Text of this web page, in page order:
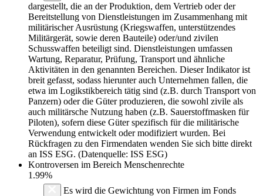
dargestellt, die an der Produktion, dem Vertrieb oder der
Bereitstellung von Dienstleistungen im Zusammenhang mit
militärischer Ausrüstung (Kriegswaffen, unterstützendes
Militärgerät, sowie deren Bauteile) oder/und zivilen
Schusswaffen beteiligt sind. Dienstleistungen umfassen
Wartung, Reparatur, Prüfung, Transport und ähnliche
Aktivitäten in den genannten Bereichen. Dieser Indikator ist
breit gefasst, sodass hierunter auch Unternehmen fallen, die
etwa im Logikstikbereich tätig sind (z.B. durch Transport von
Panzern) oder die Güter produzieren, die sowohl zivile als
auch militärsche Nutzung haben (z.B. Sauerstoffmasken für
Piloten), sofern diese Güter spezifisch für die militärische
Verwendung entwickelt oder modifiziert wurden. Bei
Rückfragen zu den Firmendaten wenden Sie sich bitte direkt
an ISS ESG. (Datenquelle: ISS ESG)
Kontroversen im Bereich Menschenrechte
1.99%
Es wird die Gewichtung von Firmen im Fonds